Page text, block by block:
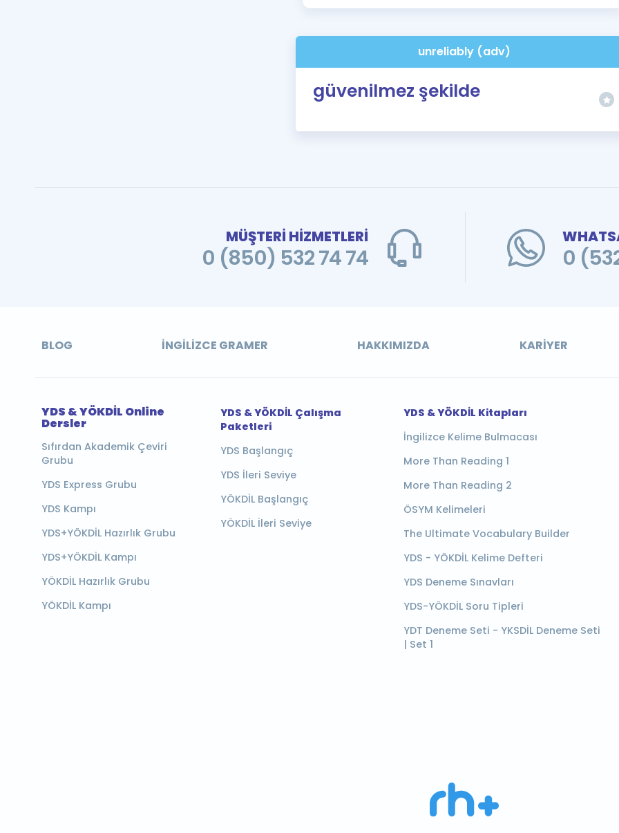
İngilizce
unreliably (adv)
güvenilmez şekilde
MÜŞTERİ HİZMETLERİ
0 (850) 532 74 74 0
BLOG İNGILIZCE GRAMER HAKKIMIZDA KARIYER
YDS & YÖKDİL Online
Dersler
Sıfırdan Akademik Çeviri
Grubu
YDS Express Grubu
YDS Kampı
YDS+YÖKDİL Hazırlık Grubu
YDS+YÖKDİL Kampı
YÖKDİL Hazırlık Grubu
YÖKDİL Kampı
YDS & YÖKDİL Çalışma
Paketleri
YDS Başlangıç
YDS İleri Seviye
YÖKDİL Başlangıç
YÖKDİL İleri Seviye
YDS & YÖKDİL Kitapları
İngilizce Kelime Bulmacası
More Than Reading 1
More Than Reading 2
ÖSYM Kelimeleri
The Ultimate Vocabulary Builder
YDS - YÖKDİL Kelime Defteri
YDS Deneme Sınavları
YDS-YÖKDİL Soru Tipleri
YDT Deneme Seti - YKSDİL Deneme Seti
| Set 1